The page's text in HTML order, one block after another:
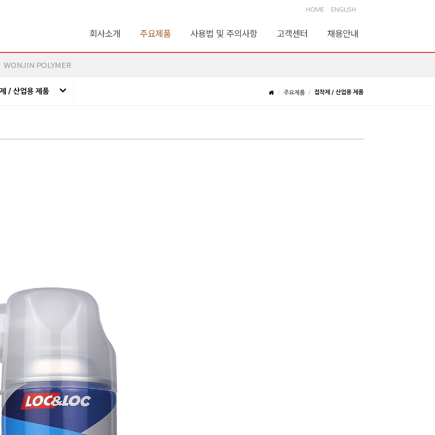
HOME ENGLISH
회사소개 주요제품 사용법 및 주의사항 고객센터 채용안내
/ 산업용 제품 주요제품 접착제 / 산업용 제품